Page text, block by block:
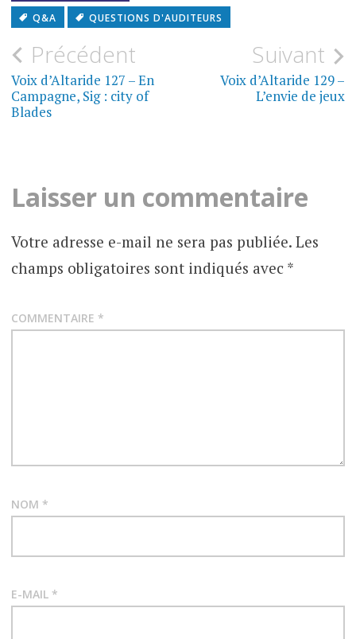
Q&A
QUESTIONS D'AUDITEURS
Navigation
de
l’article
Précédent
Voix d’Altaride 127 – En
Campagne, Sig : city of
Blades
Suivant
Voix d’Altaride 129 –
L’envie de jeux
Laisser un commentaire
Votre adresse e-mail ne sera pas publiée. Les
champs obligatoires sont indiqués avec *
COMMENTAIRE *
NOM *
E-MAIL *